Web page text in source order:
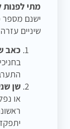
מתי לפנות
ישנם מספר
שיניים
כאב
שן
או